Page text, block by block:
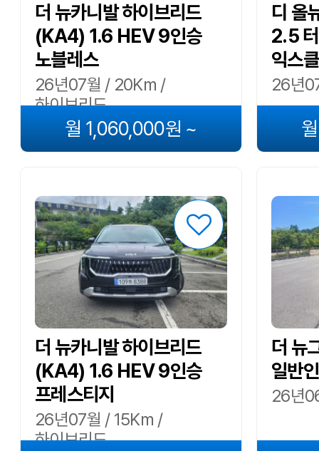
더 뉴카니발 하이브리드
(KA4) 1.6 HEV 9인승
노블레스
26년07월 / 20Km /
하이브리드
월 1,060,000원 ~
디 올
2.5
익스
26년
더 뉴카니발 하이브리드
(KA4) 1.6 HEV 9인승
프레스티지
26년07월 / 15Km /
하이브리드
더 뉴
일반
26년